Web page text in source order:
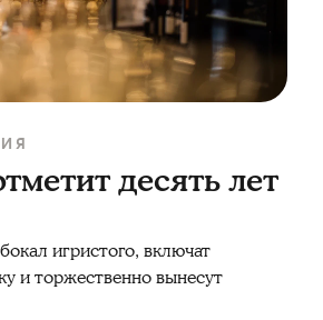
десять лет
игристого, включат
и торжественно вынесут